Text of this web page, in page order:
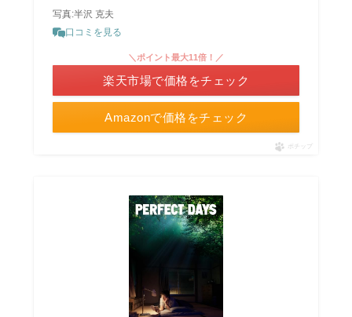
写真:半沢 克夫
口コミを見る
Amazonで価格をチェック
＼ポイント最大11倍！／
楽天市場で価格をチェック
ポチップ